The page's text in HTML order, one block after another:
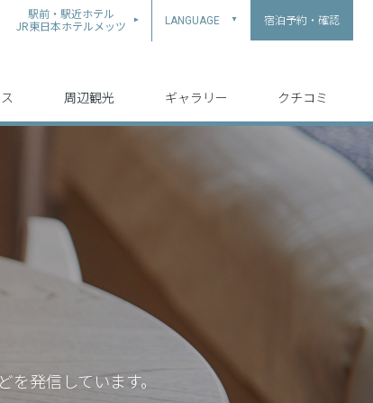
駅前・駅近ホテル
JR東日本ホテルメッツ
LANGUAGE ▲ 宿泊予約・確認
周辺観光 ギャラリー クチコミ
発信しています。